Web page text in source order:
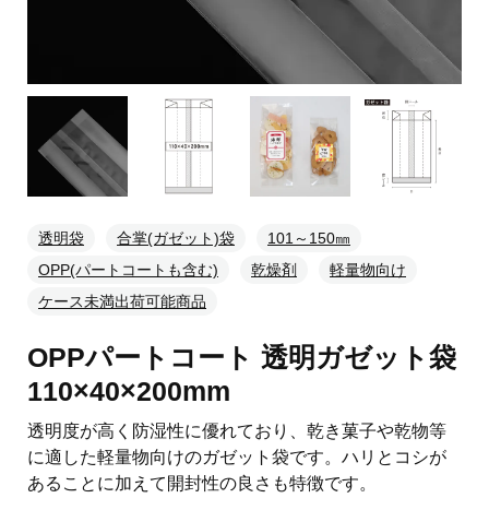
透明袋 合掌(ガゼット)袋
101～150㎜
OPP(パートコートも含む)
乾燥剤
軽量物向け
ケース未満出荷可能商品
OPPパートコート 透明ガゼット袋
110×40×200mm
透明度が高く防湿性に優れており、乾き菓子や乾物等
に適した軽量物向けのガゼット袋です。ハリとコシが
あることに加えて開封性の良さも特徴です。